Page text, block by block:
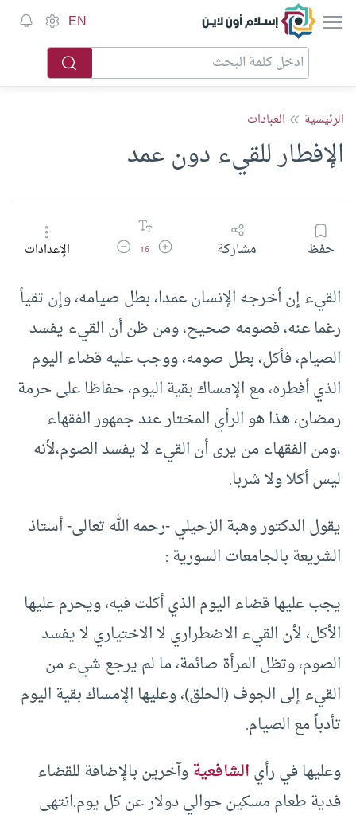
إسلام أون لاين EN
الرئيسية العبادات
الإفطار للقيء دون عمد
حفظ مشاركة زيادة حجم الخط
16 تقليل حجم الخطالإعدادات
القيء إن أخرجه الإنسان عمدا، بطل صيامه، وإن تقيأ
رغما عنه، فصومه صحيح، ومن ظن أن القيء يفسد
الصيام، فأكل، بطل صومه، ووجب عليه قضاء اليوم
الذي أفطره، مع الإمساك بقية اليوم، حفاظا على حرمة
رمضان، هذا هو الرأي المختار عند جمهور الفقهاء
،ومن الفقهاء من يرى أن القيء لا يفسد الصوم،لأنه
ليس أكلا ولا شربا.
يقول الدكتور وهبة الزحيلي -رحمه الله تعالى- أستاذ
الشريعة بالجامعات السورية :
يجب عليها قضاء اليوم الذي أكلت فيه‏،‏ ويحرم عليها
الأكل‏،‏ لأن القيء الاضطراري لا الاختياري لا يفسد
الصوم‏،‏ وتظل المرأة صائمة‏،‏ ما لم يرجع شيء من
القيء إلى الجوف ‏(‏الحلق‏)‏‏،‏ وعليها الإمساك بقية اليوم
تأدباً مع الصيام.
وعليها في رأيالشافعيةوآخرين بالإضافة للقضاء
فدية طعام مسكين حوالي دولار عن كل يوم.انتهى